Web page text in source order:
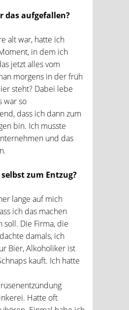
das aufgefallen?
alt war, hatte ich
in dem ich
jetzt alles vom
morgens in der früh
steht? Dabei lebe
war so
dass ich dann zum
bin. Ich musste
und das
zum Entzug?
lange auf mich
ich das machen
soll. Die Firma, die
damals, ich
Bier, Alkoholiker ist
kauft. Ich hatte
Hatte oft